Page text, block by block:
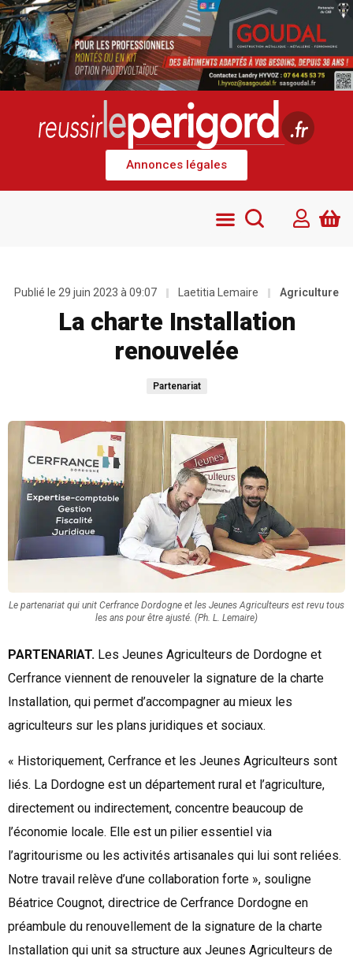
Annonces légales
Publié le 29 juin 2023 à 09:07 Laetitia Lemaire Agriculture
La charte Installation
renouvelée
Partenariat
Le partenariat qui unit Cerfrance Dordogne et les Jeunes Agriculteurs est revu tous
les ans pour être ajusté. (Ph. L. Lemaire)
PARTENARIAT. Les Jeunes Agriculteurs de Dordogne et
Cerfrance viennent de renouveler la signature de la charte
Installation, qui permet d’accompagner au mieux les
agriculteurs sur les plans juridiques et sociaux.
« Historiquement, Cerfrance et les Jeunes Agriculteurs sont
liés. La Dordogne est un département rural et l’agriculture,
directement ou indirectement, concentre beaucoup de
l’économie locale. Elle est un pilier essentiel via
l’agritourisme ou les activités artisanales qui lui sont reliées.
Notre travail relève d’une collaboration forte », souligne
Béatrice Cougnot, directrice de Cerfrance Dordogne en
préambule du renouvellement de la signature de la charte
Installation qui unit sa structure aux Jeunes Agriculteurs de